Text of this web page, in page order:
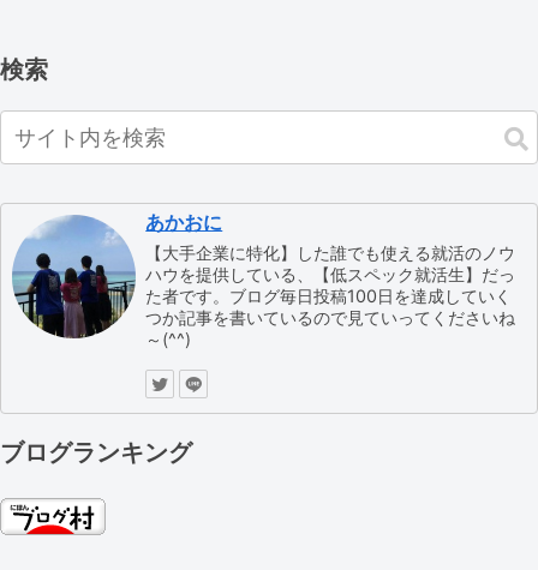
検索
あかおに
【大手企業に特化】した誰でも使える就活のノウ
ハウを提供している、【低スペック就活生】だっ
た者です。ブログ毎日投稿100日を達成していく
つか記事を書いているので見ていってくださいね
～(^^)
ブログランキング